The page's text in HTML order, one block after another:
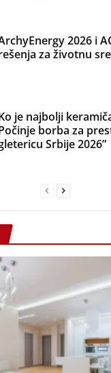
2026 i
za životnu
je najbolji
borba za
Srbije 2026”